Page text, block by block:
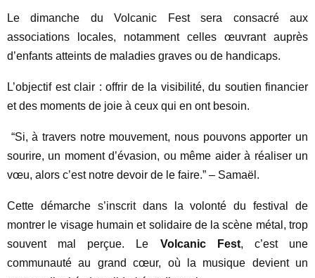
Le dimanche du Volcanic Fest sera consacré aux
associations locales, notamment celles œuvrant auprès
d’enfants atteints de maladies graves ou de handicaps.
L’objectif est clair : offrir de la visibilité, du soutien financier
et des moments de joie à ceux qui en ont besoin.
“Si, à travers notre mouvement, nous pouvons apporter un
sourire, un moment d’évasion, ou même aider à réaliser un
vœu, alors c’est notre devoir de le faire.” – Samaël.
Cette démarche s’inscrit dans la volonté du festival de
montrer le visage humain et solidaire de la scène métal, trop
souvent mal perçue. Le Volcanic Fest, c’est une
communauté au grand cœur, où la musique devient un